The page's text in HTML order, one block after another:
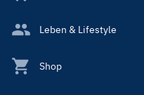
Leben & Lifestyle
Shop